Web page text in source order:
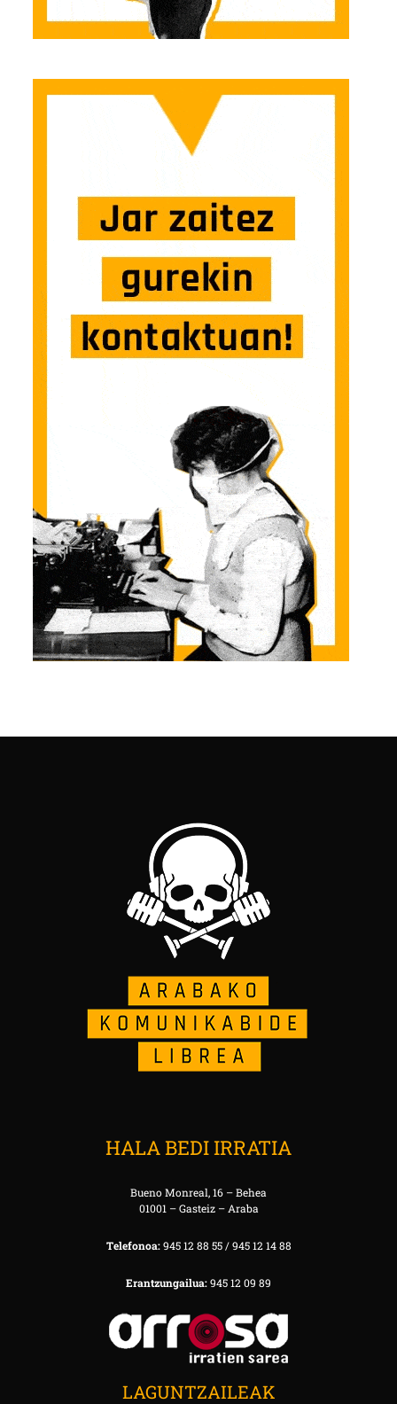
HALA BEDI IRRATIA
Bueno Monreal, 16 – Behea
01001 – Gasteiz – Araba
Telefonoa:945 12 88 55 / 945 12 14 88
Erantzungailua:945 12 09 89
LAGUNTZAILEAK